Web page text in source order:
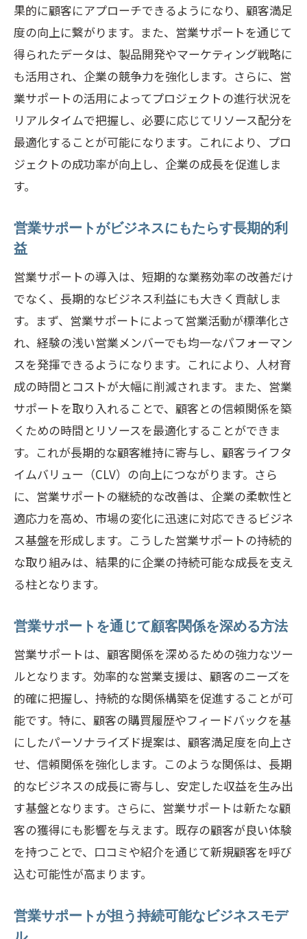
果的に顧客にアプローチできるようになり、顧客満足
度の向上に繋がります。また、営業サポートを通じて
得られたデータは、製品開発やマーケティング戦略に
も活用され、企業の競争力を強化します。さらに、営
業サポートの活用によってプロジェクトの進行状況を
リアルタイムで把握し、必要に応じてリソース配分を
最適化することが可能になります。これにより、プロ
ジェクトの成功率が向上し、企業の成長を促進しま
す。
営業サポートがビジネスにもたらす長期的利
益
営業サポートの導入は、短期的な業務効率の改善だけ
でなく、長期的なビジネス利益にも大きく貢献しま
す。まず、営業サポートによって営業活動が標準化さ
れ、経験の浅い営業メンバーでも均一なパフォーマン
スを発揮できるようになります。これにより、人材育
成の時間とコストが大幅に削減されます。また、営業
サポートを取り入れることで、顧客との信頼関係を築
くための時間とリソースを最適化することができま
す。これが長期的な顧客維持に寄与し、顧客ライフタ
イムバリュー（CLV）の向上につながります。さら
に、営業サポートの継続的な改善は、企業の柔軟性と
適応力を高め、市場の変化に迅速に対応できるビジネ
ス基盤を形成します。こうした営業サポートの持続的
な取り組みは、結果的に企業の持続可能な成長を支え
る柱となります。
営業サポートを通じて顧客関係を深める方法
営業サポートは、顧客関係を深めるための強力なツー
ルとなります。効率的な営業支援は、顧客のニーズを
的確に把握し、持続的な関係構築を促進することが可
能です。特に、顧客の購買履歴やフィードバックを基
にしたパーソナライズド提案は、顧客満足度を向上さ
せ、信頼関係を強化します。このような関係は、長期
的なビジネスの成長に寄与し、安定した収益を生み出
す基盤となります。さらに、営業サポートは新たな顧
客の獲得にも影響を与えます。既存の顧客が良い体験
を持つことで、口コミや紹介を通じて新規顧客を呼び
込む可能性が高まります。
営業サポートが担う持続可能なビジネスモデ